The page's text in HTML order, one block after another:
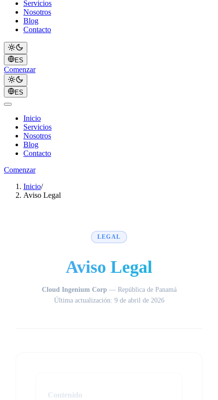
Servicios
Nosotros
Blog
Contacto
ES
Comenzar
ES
Inicio
Servicios
Nosotros
Blog
Contacto
Comenzar
Inicio/
Aviso Legal
LEGAL
Aviso Legal
Cloud Ingenium Corp — República de Panamá
Última actualización: 9 de abril de 2026
Contenido